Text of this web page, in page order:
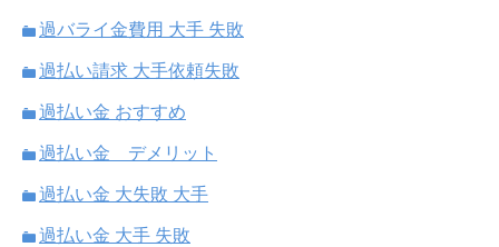
過バライ金費用 大手 失敗
過払い請求 大手依頼失敗
過払い金 おすすめ
過払い金 デメリット
過払い金 大失敗 大手
過払い金 大手 失敗